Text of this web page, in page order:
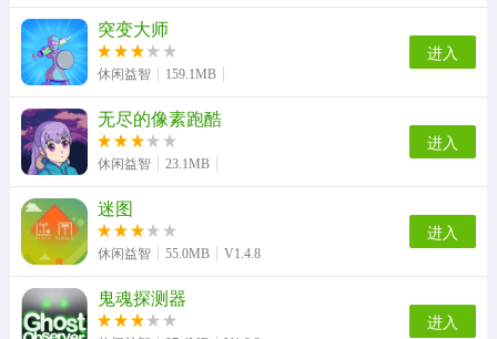
突变大师
休闲益智 159.1MB
进入
无尽的像素跑酷
休闲益智 23.1MB
进入
迷图
休闲益智 55.0MB V1.4.8
进入
鬼魂探测器
进入